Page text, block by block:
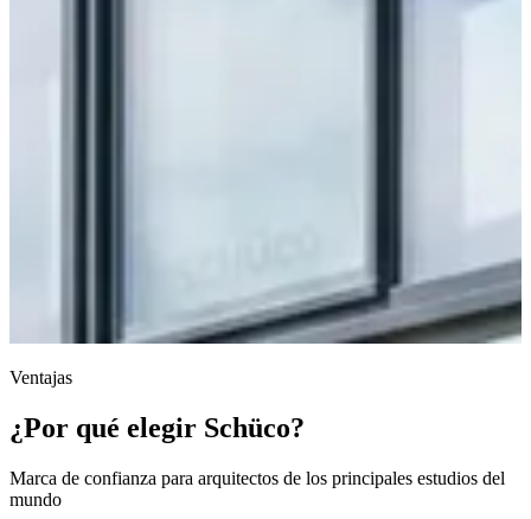
Ventajas
¿Por qué elegir Schüco?
Marca de confianza para arquitectos de los principales estudios del
mundo